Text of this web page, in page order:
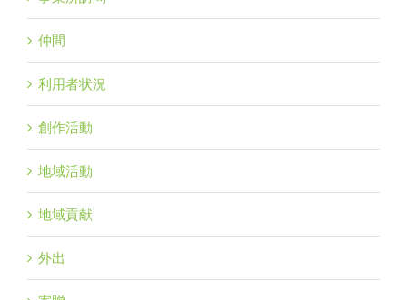
仲間
利用者状況
創作活動
地域活動
地域貢献
外出